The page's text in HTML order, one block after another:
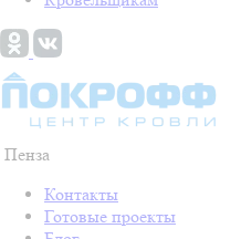
Пенза
Контакты
Готовые проекты